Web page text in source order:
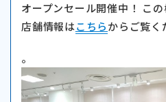
オープンセール開催中！ この
店舗情報はこちらからご覧く
。